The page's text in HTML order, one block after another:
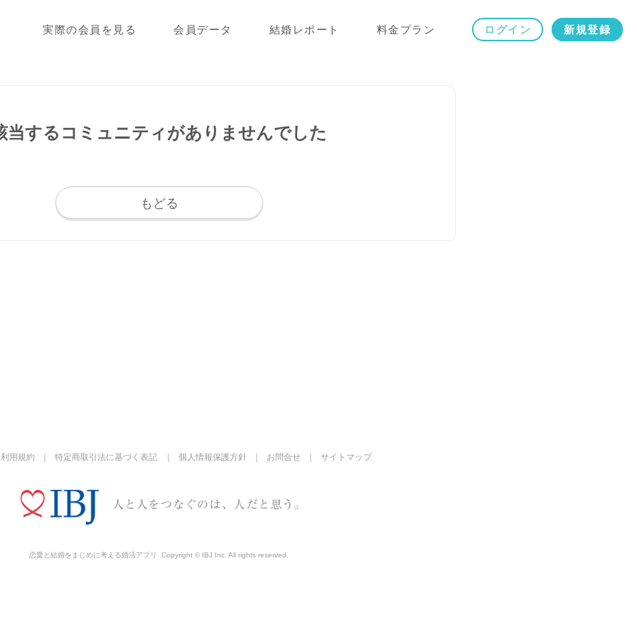
実際の会員を見る 会員データ 結婚レポート 料金プラン ログイン 新規登録
当するコミュニティがありませんでした
もどる
利用規約 特定商取引法に基づく表記 個人情報保護方針 お問合せ サイトマップ
恋愛と結婚をまじめに考える婚活アプリ Copyright © IBJ Inc. All rights reserved.